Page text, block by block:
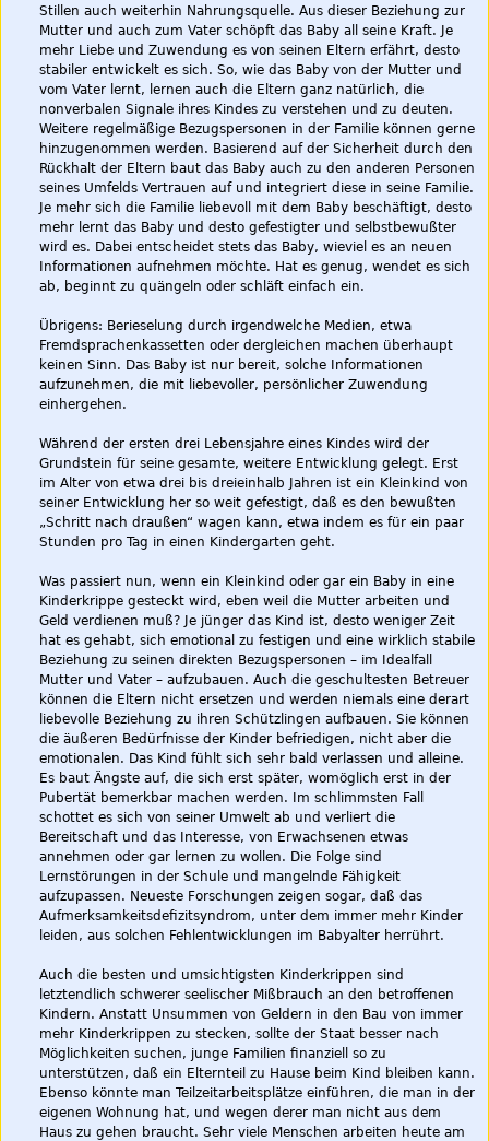
Stillen auch weiterhin Nahrungsquelle. Aus dieser Beziehung zur
Mutter und auch zum Vater schöpft das Baby all seine Kraft. Je
mehr Liebe und Zuwendung es von seinen Eltern erfährt, desto
stabiler entwickelt es sich. So, wie das Baby von der Mutter und
vom Vater lernt, lernen auch die Eltern ganz natürlich, die
nonverbalen Signale ihres Kindes zu verstehen und zu deuten.
Weitere regelmäßige Bezugspersonen in der Familie können gerne
hinzugenommen werden. Basierend auf der Sicherheit durch den
Rückhalt der Eltern baut das Baby auch zu den anderen Personen
seines Umfelds Vertrauen auf und integriert diese in seine Familie.
Je mehr sich die Familie liebevoll mit dem Baby beschäftigt, desto
mehr lernt das Baby und desto gefestigter und selbstbewußter
wird es. Dabei entscheidet stets das Baby, wieviel es an neuen
Informationen aufnehmen möchte. Hat es genug, wendet es sich
ab, beginnt zu quängeln oder schläft einfach ein.
Übrigens: Berieselung durch irgendwelche Medien, etwa
Fremdsprachenkassetten oder dergleichen machen überhaupt
keinen Sinn. Das Baby ist nur bereit, solche Informationen
aufzunehmen, die mit liebevoller, persönlicher Zuwendung
einhergehen.
Während der ersten drei Lebensjahre eines Kindes wird der
Grundstein für seine gesamte, weitere Entwicklung gelegt. Erst
im Alter von etwa drei bis dreieinhalb Jahren ist ein Kleinkind von
seiner Entwicklung her so weit gefestigt, daß es den bewußten
„Schritt nach draußen“ wagen kann, etwa indem es für ein paar
Stunden pro Tag in einen Kindergarten geht.
Was passiert nun, wenn ein Kleinkind oder gar ein Baby in eine
Kinderkrippe gesteckt wird, eben weil die Mutter arbeiten und
Geld verdienen muß? Je jünger das Kind ist, desto weniger Zeit
hat es gehabt, sich emotional zu festigen und eine wirklich stabile
Beziehung zu seinen direkten Bezugspersonen – im Idealfall
Mutter und Vater – aufzubauen. Auch die geschultesten Betreuer
können die Eltern nicht ersetzen und werden niemals eine derart
liebevolle Beziehung zu ihren Schützlingen aufbauen. Sie können
die äußeren Bedürfnisse der Kinder befriedigen, nicht aber die
emotionalen. Das Kind fühlt sich sehr bald verlassen und alleine.
Es baut Ängste auf, die sich erst später, womöglich erst in der
Pubertät bemerkbar machen werden. Im schlimmsten Fall
schottet es sich von seiner Umwelt ab und verliert die
Bereitschaft und das Interesse, von Erwachsenen etwas
annehmen oder gar lernen zu wollen. Die Folge sind
Lernstörungen in der Schule und mangelnde Fähigkeit
aufzupassen. Neueste Forschungen zeigen sogar, daß das
Aufmerksamkeitsdefizitsyndrom, unter dem immer mehr Kinder
leiden, aus solchen Fehlentwicklungen im Babyalter herrührt.
Auch die besten und umsichtigsten Kinderkrippen sind
letztendlich schwerer seelischer Mißbrauch an den betroffenen
Kindern. Anstatt Unsummen von Geldern in den Bau von immer
mehr Kinderkrippen zu stecken, sollte der Staat besser nach
Möglichkeiten suchen, junge Familien finanziell so zu
unterstützen, daß ein Elternteil zu Hause beim Kind bleiben kann.
Ebenso könnte man Teilzeitarbeitsplätze einführen, die man in der
eigenen Wohnung hat, und wegen derer man nicht aus dem
Haus zu gehen braucht. Sehr viele Menschen arbeiten heute am